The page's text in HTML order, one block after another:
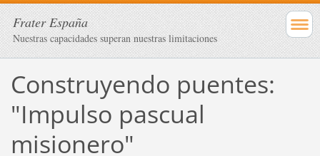
Frater España
Nuestras capacidades superan nuestras limitaciones
Construyendo puentes:
"Impulso pascual
misionero"